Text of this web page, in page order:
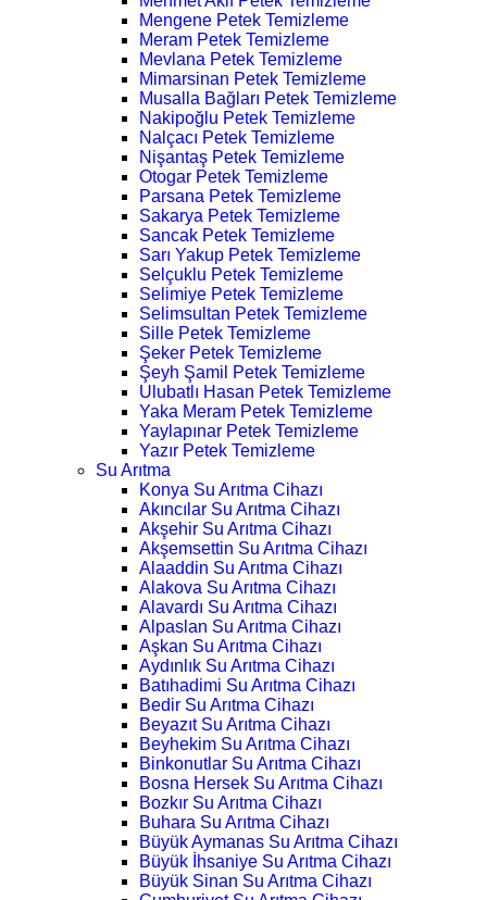
Mengene Petek Temizleme
Meram Petek Temizleme
Mevlana Petek Temizleme
Mimarsinan Petek Temizleme
Musalla Bağları Petek Temizleme
Nakipoğlu Petek Temizleme
Nalçacı Petek Temizleme
Nişantaş Petek Temizleme
Otogar Petek Temizleme
Parsana Petek Temizleme
Sakarya Petek Temizleme
Sancak Petek Temizleme
Sarı Yakup Petek Temizleme
Selçuklu Petek Temizleme
Selimiye Petek Temizleme
Selimsultan Petek Temizleme
Sille Petek Temizleme
Şeker Petek Temizleme
Şeyh Şamil Petek Temizleme
Ulubatlı Hasan Petek Temizleme
Yaka Meram Petek Temizleme
Yaylapınar Petek Temizleme
Yazır Petek Temizleme
Su Arıtma
Konya Su Arıtma Cihazı
Akıncılar Su Arıtma Cihazı
Akşehir Su Arıtma Cihazı
Akşemsettin Su Arıtma Cihazı
Alaaddin Su Arıtma Cihazı
Alakova Su Arıtma Cihazı
Alavardı Su Arıtma Cihazı
Alpaslan Su Arıtma Cihazı
Aşkan Su Arıtma Cihazı
Aydınlık Su Arıtma Cihazı
Batıhadimi Su Arıtma Cihazı
Bedir Su Arıtma Cihazı
Beyazıt Su Arıtma Cihazı
Beyhekim Su Arıtma Cihazı
Binkonutlar Su Arıtma Cihazı
Bosna Hersek Su Arıtma Cihazı
Bozkır Su Arıtma Cihazı
Buhara Su Arıtma Cihazı
Büyük Aymanas Su Arıtma Cihazı
Büyük İhsaniye Su Arıtma Cihazı
Büyük Sinan Su Arıtma Cihazı